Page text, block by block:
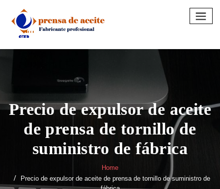
content
Precio de expulsor de aceite
de prensa de tornillo de
suministro de fábrica
Home
Precio de expulsor de aceite de prensa de tornillo de suministro de